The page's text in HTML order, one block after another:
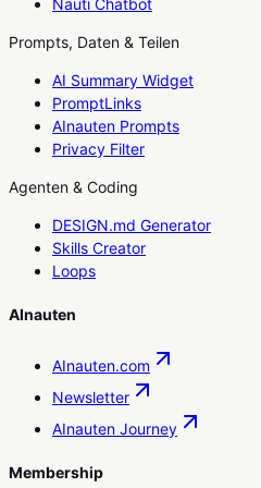
Nauti Chatbot
Prompts, Daten & Teilen
AI Summary Widget
PromptLinks
AInauten Prompts
Privacy Filter
Agenten & Coding
DESIGN.md Generator
Skills Creator
Loops
AInauten
AInauten.com
Newsletter
AInauten Journey
Membership